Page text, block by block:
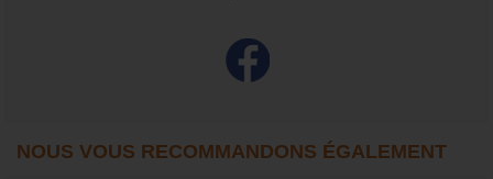
NOUS VOUS RECOMMANDONS ÉGALEMENT